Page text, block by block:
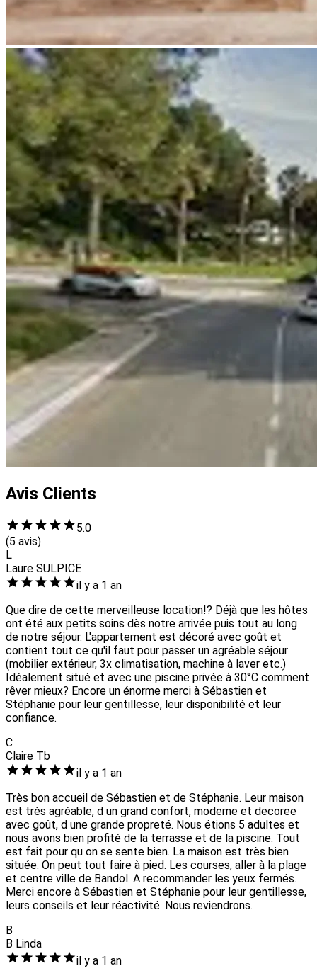
Avis Clients
5.0
(5 avis)
L
Laure SULPICE
il y a 1 an
Que dire de cette merveilleuse location!? Déjà que les hôtes
ont été aux petits soins dès notre arrivée puis tout au long
de notre séjour. L'appartement est décoré avec goût et
contient tout ce qu'il faut pour passer un agréable séjour
(mobilier extérieur, 3x climatisation, machine à laver etc.)
Idéalement situé et avec une piscine privée à 30°C comment
rêver mieux? Encore un énorme merci à Sébastien et
Stéphanie pour leur gentillesse, leur disponibilité et leur
confiance.
C
Claire Tb
il y a 1 an
Très bon accueil de Sébastien et de Stéphanie. Leur maison
est très agréable, d un grand confort, moderne et decoree
avec goût, d une grande propreté. Nous étions 5 adultes et
nous avons bien profité de la terrasse et de la piscine. Tout
est fait pour qu on se sente bien. La maison est très bien
située. On peut tout faire à pied. Les courses, aller à la plage
et centre ville de Bandol. A recommander les yeux fermés.
Merci encore à Sébastien et Stéphanie pour leur gentillesse,
leurs conseils et leur réactivité. Nous reviendrons.
B
B Linda
il y a 1 an